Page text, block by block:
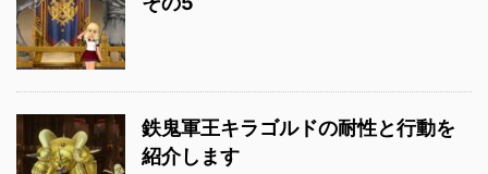
鉄鬼軍王キラゴルドの耐性と行動を
紹介します